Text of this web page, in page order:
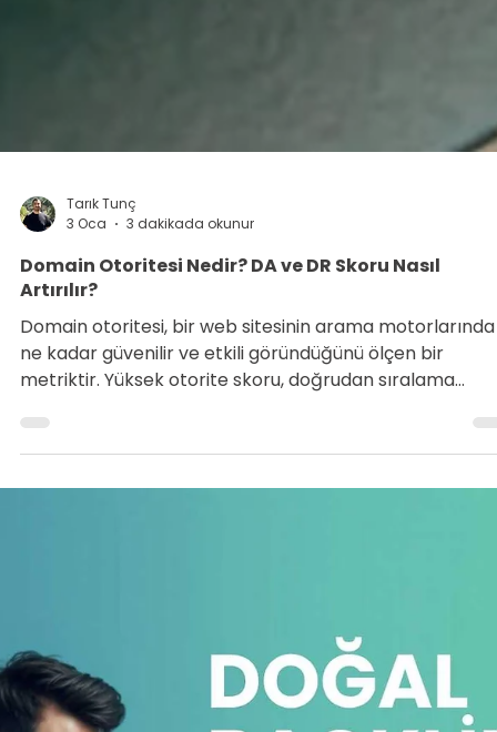
Domain otoritesi, bir web sitesinin arama motorlarında
ne kadar güvenilir ve etkili göründüğünü ölçen bir
metriktir. Yüksek otorite skoru, doğrudan sıralama
avantajı sağlamasa da güçlü bir SEO göstergesidir.